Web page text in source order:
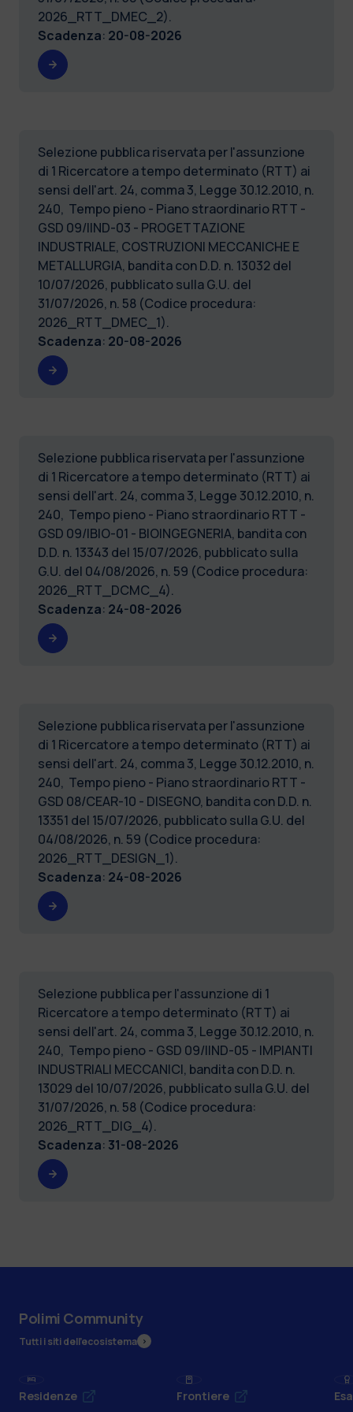
2026_RTT_DMEC_2).
Scadenza: 20-08-2026
Selezione pubblica riservata per l'assunzione
di 1 Ricercatore a tempo determinato (RTT) ai
sensi dell'art. 24, comma 3, Legge 30.12.2010, n.
240, Tempo pieno - Piano straordinario RTT -
GSD 09/IIND-03 - PROGETTAZIONE
INDUSTRIALE, COSTRUZIONI MECCANICHE E
METALLURGIA, bandita con D.D. n. 13032 del
10/07/2026, pubblicato sulla G.U. del
31/07/2026, n. 58 (Codice procedura:
2026_RTT_DMEC_1).
Scadenza: 20-08-2026
Selezione pubblica riservata per l'assunzione
di 1 Ricercatore a tempo determinato (RTT) ai
sensi dell'art. 24, comma 3, Legge 30.12.2010, n.
240, Tempo pieno - Piano straordinario RTT -
GSD 09/IBIO-01 - BIOINGEGNERIA, bandita con
D.D. n. 13343 del 15/07/2026, pubblicato sulla
G.U. del 04/08/2026, n. 59 (Codice procedura:
2026_RTT_DCMC_4).
Scadenza: 24-08-2026
Selezione pubblica riservata per l'assunzione
di 1 Ricercatore a tempo determinato (RTT) ai
sensi dell'art. 24, comma 3, Legge 30.12.2010, n.
240, Tempo pieno - Piano straordinario RTT -
GSD 08/CEAR-10 - DISEGNO, bandita con D.D. n.
13351 del 15/07/2026, pubblicato sulla G.U. del
04/08/2026, n. 59 (Codice procedura:
2026_RTT_DESIGN_1).
Scadenza: 24-08-2026
Selezione pubblica per l'assunzione di 1
Ricercatore a tempo determinato (RTT) ai
sensi dell'art. 24, comma 3, Legge 30.12.2010, n.
240, Tempo pieno - GSD 09/IIND-05 - IMPIANTI
INDUSTRIALI MECCANICI, bandita con D.D. n.
13029 del 10/07/2026, pubblicato sulla G.U. del
31/07/2026, n. 58 (Codice procedura:
2026_RTT_DIG_4).
Scadenza: 31-08-2026
Polimi Community
Tutti i siti dell’ecosistema
Residenze Frontiere